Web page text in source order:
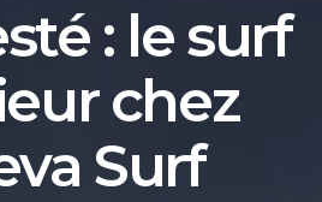
: le surf
chez
Surf